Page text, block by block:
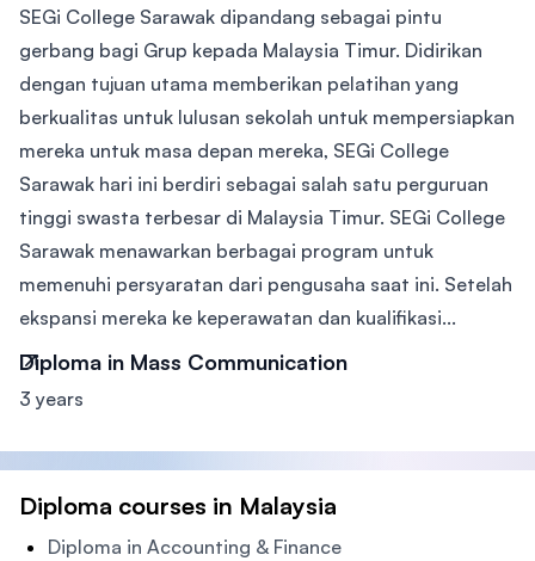
SEGi College Sarawak dipandang sebagai pintu
gerbang bagi Grup kepada Malaysia Timur. Didirikan
dengan tujuan utama memberikan pelatihan yang
berkualitas untuk lulusan sekolah untuk mempersiapkan
mereka untuk masa depan mereka, SEGi College
Sarawak hari ini berdiri sebagai salah satu perguruan
tinggi swasta terbesar di Malaysia Timur. SEGi College
Sarawak menawarkan berbagai program untuk
memenuhi persyaratan dari pengusaha saat ini. Setelah
ekspansi mereka ke keperawatan dan kualifikasi...
Diploma in Mass Communication
3 years
Diploma courses in Malaysia
Diploma in Accounting & Finance